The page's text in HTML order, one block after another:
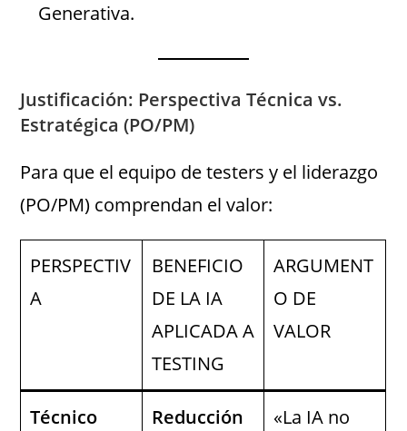
Generativa.
Justificación: Perspectiva Técnica vs.
Estratégica (PO/PM)
Para que el equipo de testers y el liderazgo
(PO/PM) comprendan el valor:
PERSPECTIV
A
BENEFICIO
DE LA IA
APLICADA A
TESTING
ARGUMENT
O DE
VALOR
Técnico
Reducción
«La IA no